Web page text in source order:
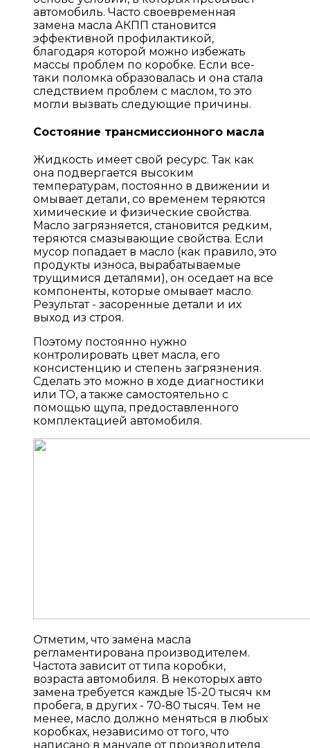
автомобиль. Часто своевременная
замена масла АКПП становится
эффективной профилактикой,
благодаря которой можно избежать
массы проблем по коробке. Если все-
таки поломка образовалась и она стала
следствием проблем с маслом, то это
могли вызвать следующие причины.
Состояние трансмиссионного масла
Жидкость имеет свой ресурс. Так как
она подвергается высоким
температурам, постоянно в движении и
омывает детали, со временем теряются
химические и физические свойства.
Масло загрязняется, становится редким,
теряются смазывающие свойства. Если
мусор попадает в масло (как правило, это
продукты износа, вырабатываемые
трущимися деталями), он оседает на все
компоненты, которые омывает масло.
Результат - засоренные детали и их
выход из строя.
Поэтому постоянно нужно
контролировать цвет масла, его
консистенцию и степень загрязнения.
Сделать это можно в ходе диагностики
или ТО, а также самостоятельно с
помощью щупа, предоставленного
комплектацией автомобиля.
Отметим, что замена масла
регламентирована производителем.
Частота зависит от типа коробки,
возраста автомобиля. В некоторых авто
замена требуется каждые 15-20 тысяч км
пробега, в других - 70-80 тысяч. Тем не
менее, масло должно меняться в любых
коробках, независимо от того, что
написано в мануале от производителя.